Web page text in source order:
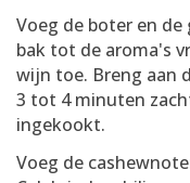
Voeg de boter en
bak tot de aroma's
wijn toe. Breng aan
3 tot 4 minuten
ingekookt.
Voeg de